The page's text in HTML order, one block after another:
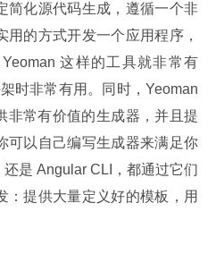
简化源代码生成，遵循一个非
的方式开发一个应用程序，
这样的工具就非常有
时非常有用。同时，Yeoman
非常有价值的生成器，并且提
可以自己编写生成器来满足你
是 Angular CLI，都通过它们
：提供大量定义好的模板，用